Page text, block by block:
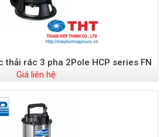
thải rác 3 pha 2Pole HCP series FN
Giá liên hệ